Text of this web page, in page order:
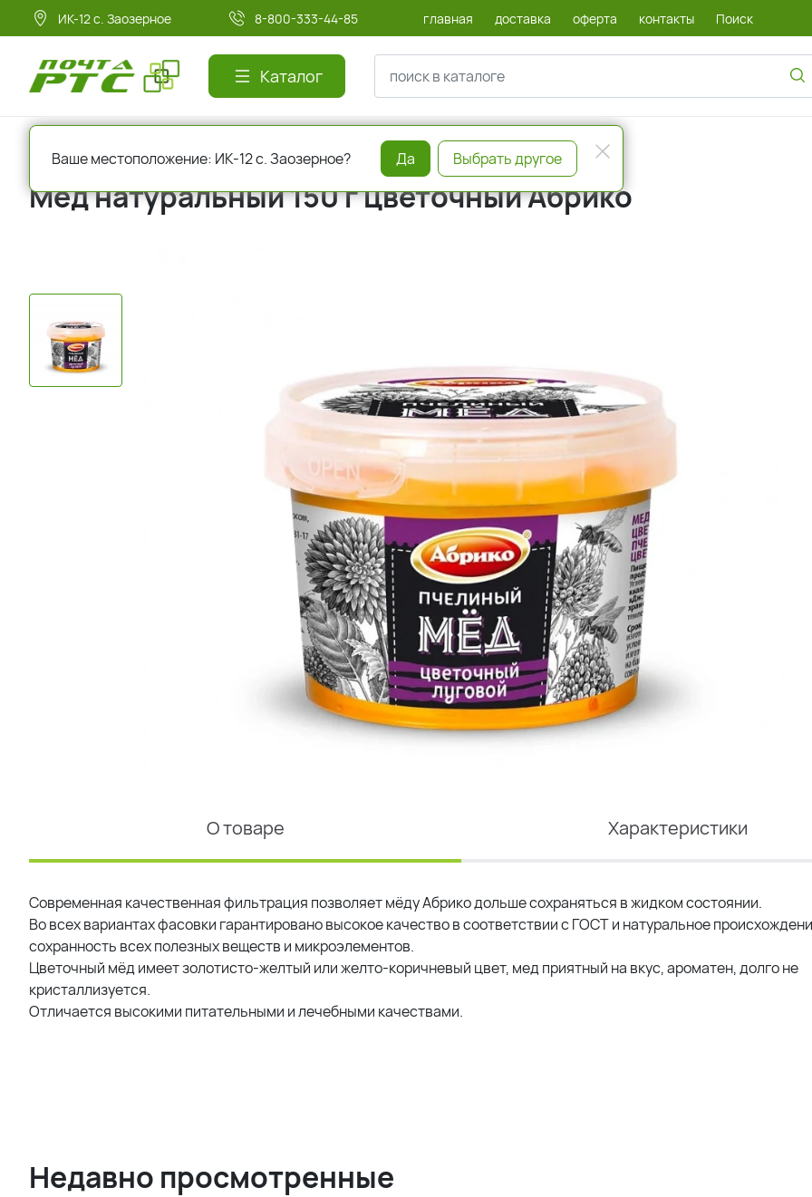
ИК-12 с. Заозерное 8-800-333-44-85 главная доставка оферта контакты Поиск
Каталог
Сахар, мёд, подсластители
Мед натуральный 150 г цветочный Абрико
О товаре Характеристики
Современная качественная фильтрация позволяет мёду Абрико дольше сохраняться в жидком состоянии.
Во всех вариантах фасовки гарантировано высокое качество в соответствии с ГОСТ и натуральное
сохранность всех полезных веществ и микроэлементов.
Цветочный мёд имеет золотисто-желтый или желто-коричневый цвет, мед приятный на вкус, ароматен, долго не
кристаллизуется.
Отличается высокими питательными и лечебными качествами.
Недавно просмотренные
Ваше местоположение: ИК-12 с. Заозерное? Да Выбрать другое